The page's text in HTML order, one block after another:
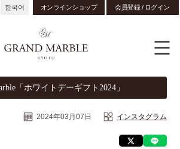
한국어 オンラインショップ 会員登録 / ログイン
「ホワイトデーギフト2024」
2024年03月07日 インスタグラム